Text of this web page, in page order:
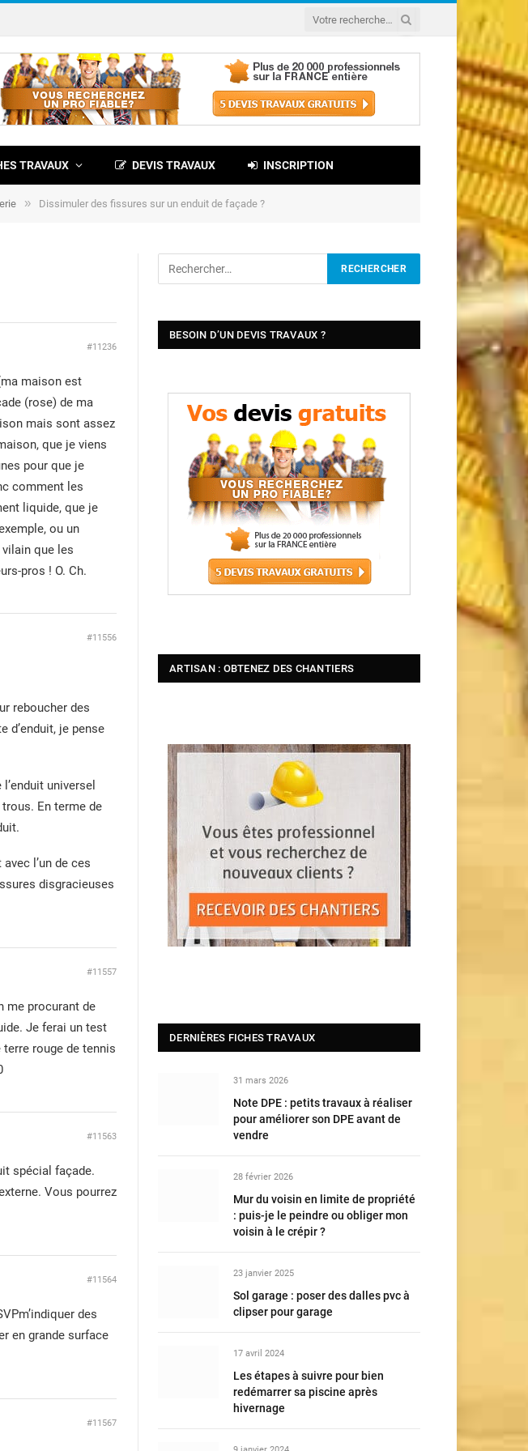
TRAVAUX DEVIS TRAVAUX INSCRIPTION
» Dissimuler des fissures sur un enduit de façade ?
#11236
maison est
(rose) de ma
mais sont assez
que je viens
pour que je
comment les
liquide, que je
ou un
que les
pros ! O. Ch.
#11556
reboucher des
d’enduit, je pense
universel
En terme de
l’un de ces
disgracieuses
#11557
me procurant de
Je ferai un test
rouge de tennis
#11563
spécial façade.
Vous pourrez
#11564
des
en grande surface
#11567
BESOIN D’UN DEVIS TRAVAUX ?
ARTISAN : OBTENEZ DES CHANTIERS
DERNIÈRES FICHES TRAVAUX
31 mars 2026
Note DPE : petits travaux à réaliser
pour améliorer son DPE avant de
vendre
28 février 2026
Mur du voisin en limite de propriété
: puis-je le peindre ou obliger mon
voisin à le crépir ?
23 janvier 2025
Sol garage : poser des dalles pvc à
clipser pour garage
17 avril 2024
Les étapes à suivre pour bien
redémarrer sa piscine après
hivernage